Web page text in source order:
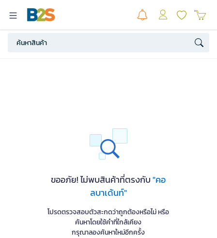
ขออภัย! ไม่พบสินค้าที่ตรงกับ"คอ
ลบาเด้นท์"
โปรดตรวจสอบตัวสะกดว่าถูกต้องหรือไม่ หรือ
ค้นหาโดยใช้คำที่ใกล้เคียง
กรุณาลองค้นหาใหม่อีกครั้ง